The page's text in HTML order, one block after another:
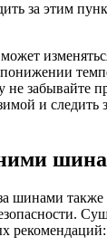
за этим
не забывайте
и
шинами
рекомендаций: